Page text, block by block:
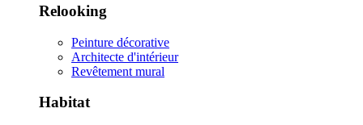
Relooking
Peinture décorative
Architecte d'intérieur
Revêtement mural
Habitat